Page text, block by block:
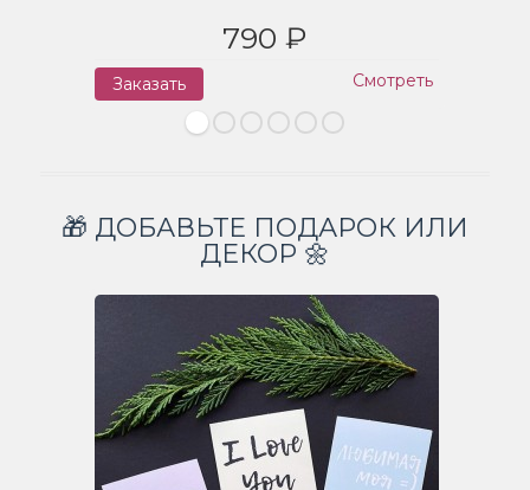
790 ₽
Заказать Смотреть
🎁 ДОБАВЬТЕ ПОДАРОК ИЛИ
ДЕКОР 🌼